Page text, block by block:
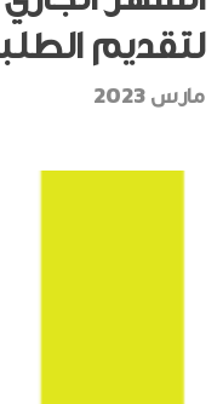
لتقديم
مارس 2023